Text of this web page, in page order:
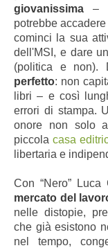
giovanissima –
potrebbe
cominci la sua
dell'MSI, e dare
(politica e non).
perfetto: non
libri – e così
errori di stampa.
onore non solo
piccola casa
libertaria e
Con “Nero”
mercato del
nelle distopie,
che già esistono
nel tempo,